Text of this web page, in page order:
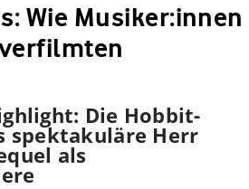
Wie Musiker:innen
Die Hobbit-
spektakuläre Herr
als